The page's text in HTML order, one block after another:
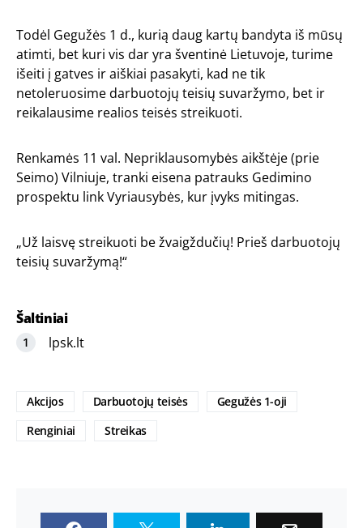
Todėl Gegužės 1 d., kurią daug kartų bandyta iš mūsų
atimti, bet kuri vis dar yra šventinė Lietuvoje, turime
išeiti į gatves ir aiškiai pasakyti, kad ne tik
netoleruosime darbuotojų teisių suvaržymo, bet ir
reikalausime realios teisės streikuoti.
Renkamės 11 val. Nepriklausomybės aikštėje (prie
Seimo) Vilniuje, tranki eisena patrauks Gedimino
prospektu link Vyriausybės, kur įvyks mitingas.
„Už laisvę streikuoti be žvaigždučių! Prieš darbuotojų
teisių suvaržymą!“
Šaltiniai
lpsk.lt
Akcijos Darbuotojų teisės
Gegužės 1-oji
Renginiai
Streikas